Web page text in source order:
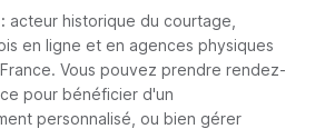
acteur historique du courtage,
en ligne et en agences physiques
Vous pouvez prendre rendez-
pour bénéficier d'un
personnalisé, ou bien gérer